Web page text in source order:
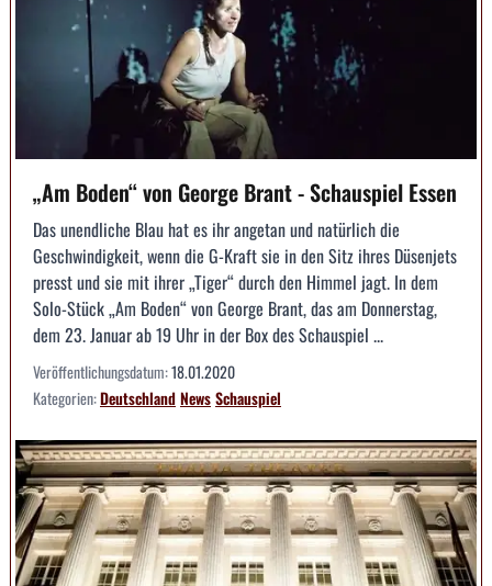
„Am Boden“ von George Brant - Schauspiel Essen
Das unendliche Blau hat es ihr angetan und natürlich die
Geschwindigkeit, wenn die G-Kraft sie in den Sitz ihres Düsenjets
presst und sie mit ihrer „Tiger“ durch den Himmel jagt. In dem
Solo-Stück „Am Boden“ von George Brant, das am Donnerstag,
dem 23. Januar ab 19 Uhr in der Box des Schauspiel ...
Veröffentlichungsdatum:18.01.2020
Kategorien:DeutschlandNewsSchauspiel